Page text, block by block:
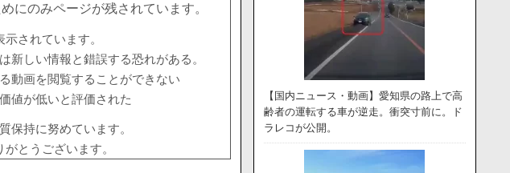
にのみページが残されています。
されています。
しい情報と錯誤する恐れがある。
動画を閲覧することができない
値が低いと評価された
保持に努めています。
とうございます。
【国内ニュース・動画】愛知県の路上で高
齢者の運転する車が逆走。衝突寸前に。ド
ラレコが公開。